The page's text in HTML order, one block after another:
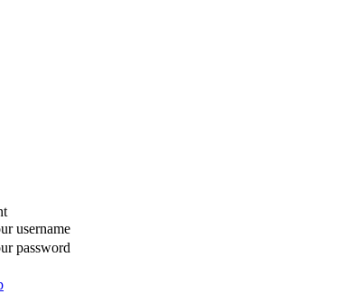
username
password